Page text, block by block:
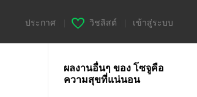
ประกาศ วิชลิสต์ เข้าสู่ระบบ
ผลงานอื่นๆ ของ โซจูคือ
ความสุขที่แน่นอน